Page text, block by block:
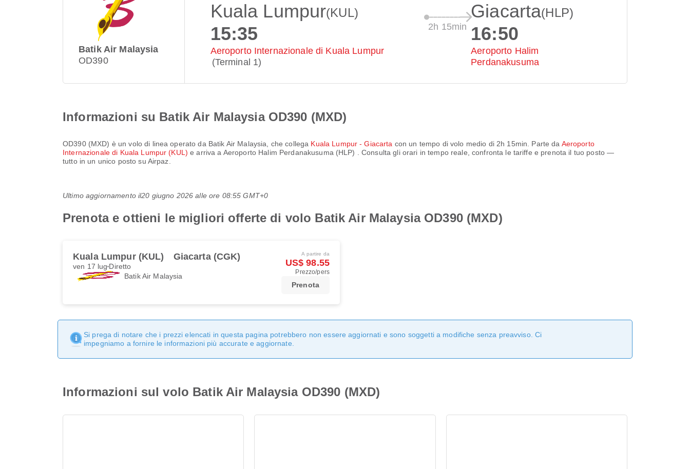
Batik Air Malaysia
OD390
Kuala Lumpur(KUL)
15:35
Aeroporto Internazionale di Kuala Lumpur
(Terminal 1)
2h 15min
Giacarta(HLP)
16:50
Aeroporto Halim
Perdanakusuma
Informazioni su Batik Air Malaysia OD390 (MXD)
OD390(MXD) è un volo di linea operato da Batik Air Malaysia , che collega Kuala Lumpur - Giacarta con un tempo di volo medio di 2h 15min . Parte da Aeroporto
Internazionale di Kuala Lumpur (KUL)e arriva a Aeroporto Halim Perdanakusuma (HLP)
. Consulta gli orari in tempo reale, confronta le tariffe e prenota il tuo posto —
tutto in un unico posto su Airpaz.
Ultimo aggiornamento il20 giugno 2026 alle ore 08:55 GMT+0
Prenota e ottieni le migliori offerte di volo Batik Air Malaysia OD390 (MXD)
Kuala Lumpur (KUL) Giacarta (CGK)
ven 17 lug Diretto
Batik Air Malaysia
A partire da
US$ 98.55
Prezzo/pers
Prenota
Si prega di notare che i prezzi elencati in questa pagina potrebbero non essere aggiornati e sono soggetti a modifiche senza preavviso. Ci
impegniamo a fornire le informazioni più accurate e aggiornate.
Informazioni sul volo Batik Air Malaysia OD390 (MXD)